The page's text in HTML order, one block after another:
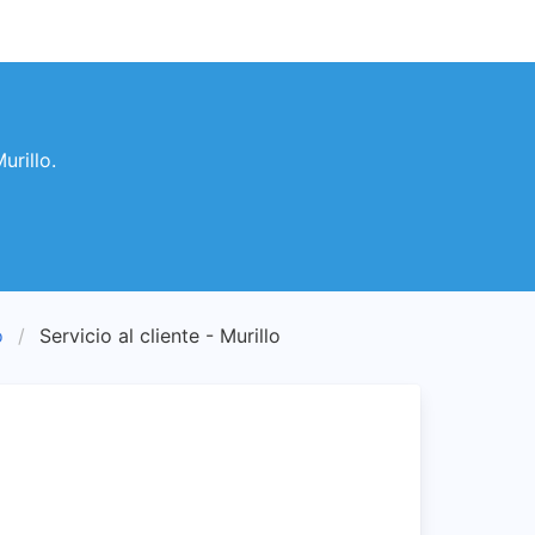
Servicio al cliente - Murillo